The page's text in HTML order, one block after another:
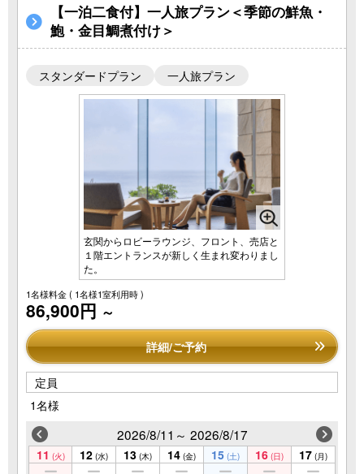
【一泊二食付】一人旅プラン＜季節の鮮魚・
鮑・金目鯛煮付け＞
スタンダードプラン 一人旅プラン
玄関からロビーラウンジ、フロント、売店と
１階エントランスが新しく生まれ変わりまし
た。
1名様料金( 1名様1室利用時 )
86,900円 ～
詳細/ご予約
定員
1名様
2026/8/11～ 2026/8/17
11 (火) 12 (水) 13 (木) 14 (金) 15 (土) 16 (日) 17 (月)